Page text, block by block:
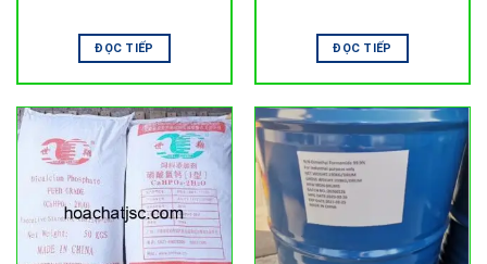
ĐỌC TIẾP ĐỌC TIẾP